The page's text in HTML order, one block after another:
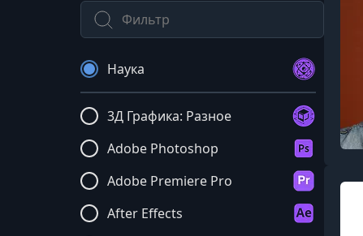
Поиск по категории
Наука
3Д Графика: Разное
Adobe Photoshop
Adobe Premiere Pro
After Effects